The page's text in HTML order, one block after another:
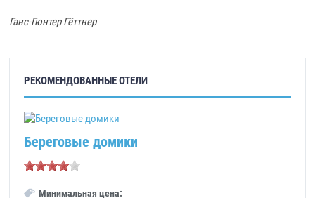
Ганс-Гюнтер Гёттнер
РЕКОМЕНДОВАННЫЕ ОТЕЛИ
Береговые домики
Минимальная цена: